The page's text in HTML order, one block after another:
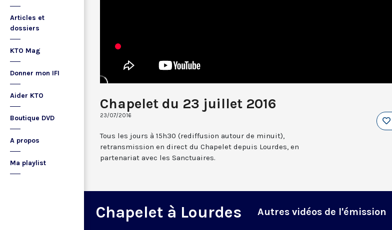
Articles et
dossiers
KTO Mag
Donner mon IFI
Aider KTO
Boutique DVD
A propos
Ma playlist
Chapelet du 23 juillet 2016
23/07/2016
Tous les jours à 15h30 (rediffusion autour de minuit),
retransmission en direct du Chapelet depuis Lourdes, en
partenariat avec les Sanctuaires.
Chapelet à Lourdes Autres vidéos de l'émission